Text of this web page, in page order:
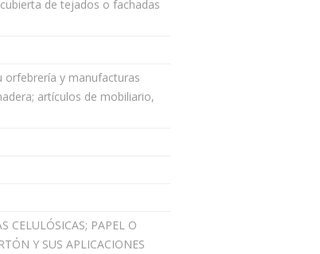
de tejados o fachadas
orfebrería y manufacturas
artículos de mobiliario,
CELULÓSICAS; PAPEL O
Y SUS APLICACIONES